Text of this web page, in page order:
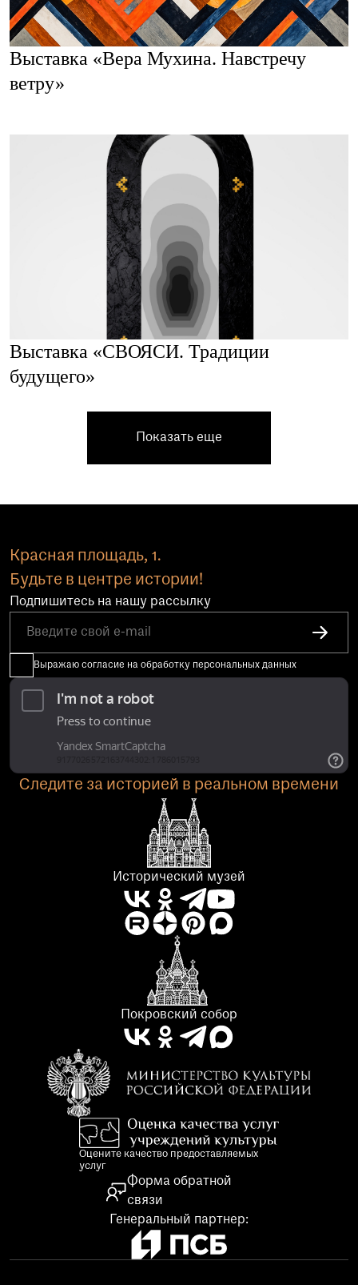
Выставка «Вера Мухина. Навстречу
ветру»
Выставка «СВОЯСИ. Традиции
будущего»
Показать еще
Красная площадь, 1.
Будьте в центре истории!
Подпишитесь на нашу рассылку
Выражаю согласие на обработку персональных данных
Следите за историей в реальном времени
Исторический музей
Покровский собор
Генеральный партнер:
Оцените качество предоставляемых
услуг
Форма обратной
связи